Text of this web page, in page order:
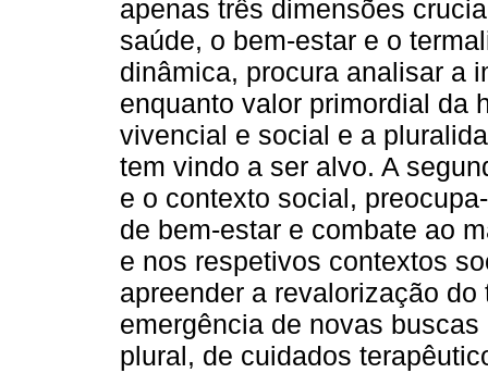
apenas três dimensões
saúde, o bem-estar e o
dinâmica, procura analisar a
enquanto valor primordial da
vivencial e social e a
tem vindo a ser alvo. A
e o contexto social,
de bem-estar e combate ao
e nos respetivos contextos
apreender a revalorização
emergência de novas
plural, de cuidados